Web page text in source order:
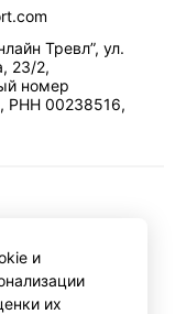
Тревл”, ул.
23/2,
номер
РНН 00238516,
и
их